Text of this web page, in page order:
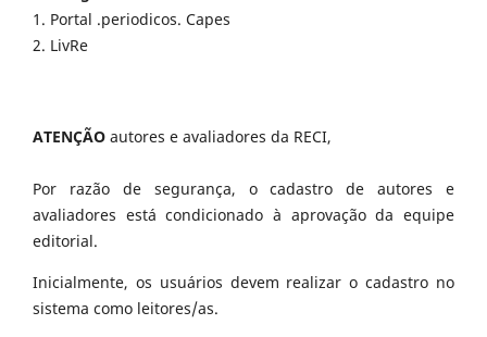
1. Portal .periodicos. Capes
2. LivRe
ATENÇÃO autores e avaliadores da RECI,
Por razão de segurança, o cadastro de autores e
avaliadores está condicionado à aprovação da equipe
editorial.
Inicialmente, os usuários devem realizar o cadastro no
sistema como leitores/as.